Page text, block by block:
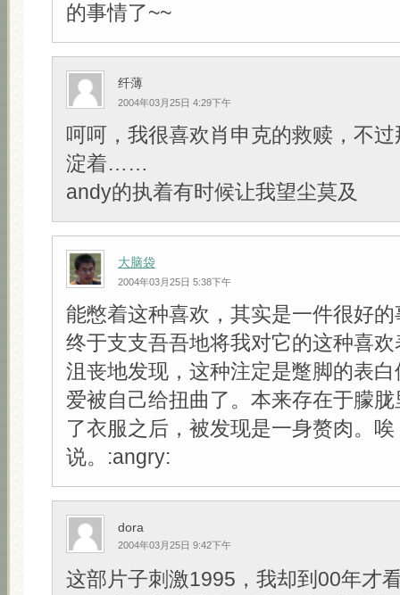
的事情了~~
纤薄
2004年03月25日 4:29下午
呵呵，我很喜欢肖申克的救赎，不
淀着……
andy的执着有时候让我望尘莫及
大脑袋
2004年03月25日 5:38下午
能憋着这种喜欢，其实是一件很好
终于支支吾吾地将我对它的这种喜
沮丧地发现，这种注定是蹩脚的表
爱被自己给扭曲了。本来存在于朦
了衣服之后，被发现是一身赘肉。
说。:angry:
dora
2004年03月25日 9:42下午
这部片子刺激1995，我却到00年才